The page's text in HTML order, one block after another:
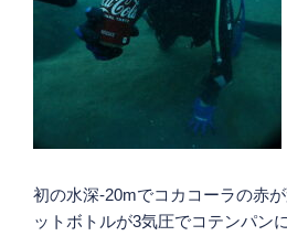
初の水深-20mでコカコーラの赤
ットボトルが3気圧でコテンパン